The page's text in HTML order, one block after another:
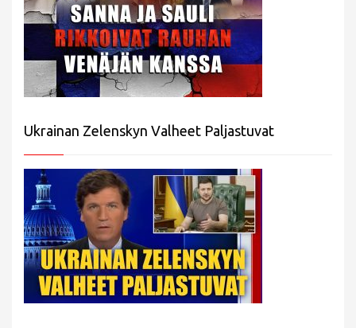
Ukrainan Zelenskyn Valheet Paljastuvat